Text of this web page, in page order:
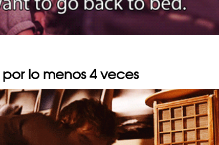
lo menos 4 veces